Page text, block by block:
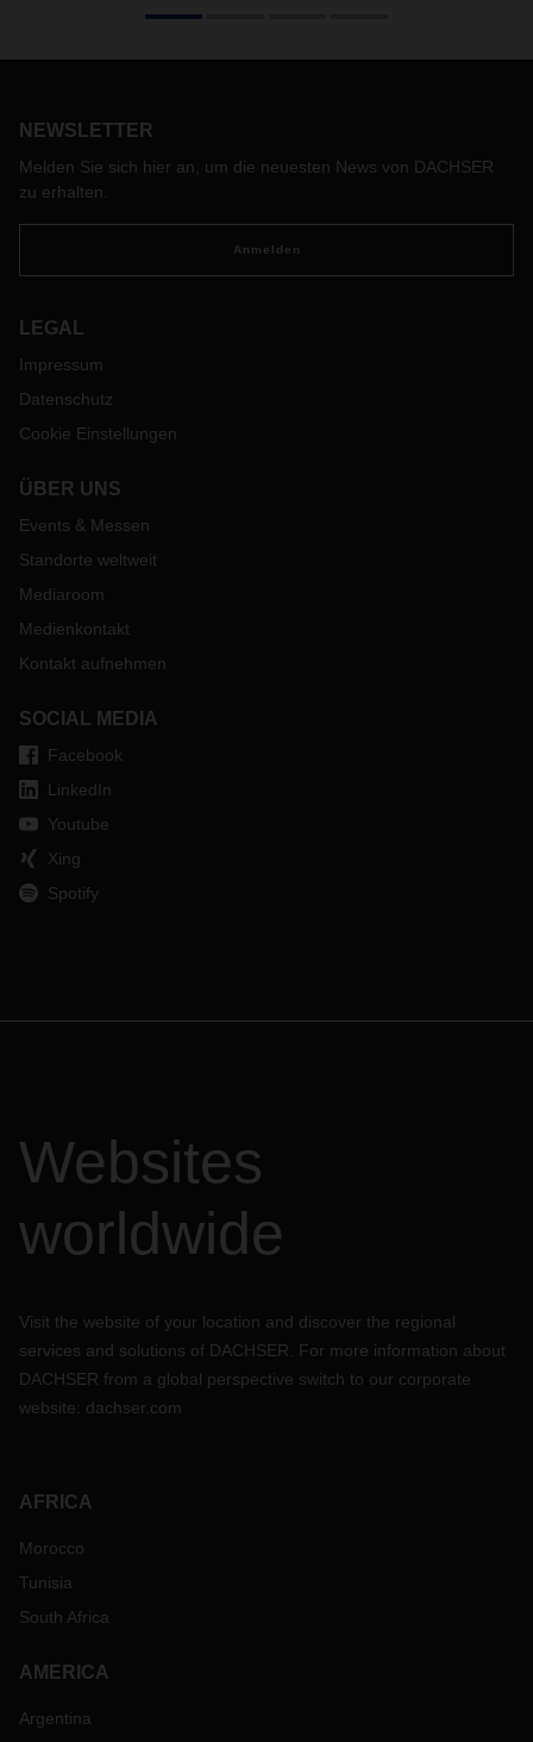
für mehr Digitalisierung und Standardisierung in der
NEWSLETTER
Melden Sie sich hier an, um die neuesten News von DACHSER
zu erhalten.
Anmelden
LEGAL
Impressum
Datenschutz
Cookie Einstellungen
ÜBER UNS
Events & Messen
Standorte weltweit
Mediaroom
Medienkontakt
Kontakt aufnehmen
SOCIAL MEDIA
Facebook
LinkedIn
Youtube
Xing
Spotify
Websites
worldwide
Visit the website of your location and discover the regional
services and solutions of DACHSER. For more information about
DACHSER from a global perspective switch to our corporate
website: dachser.com
AFRICA
Morocco
Tunisia
South Africa
AMERICA
Argentina